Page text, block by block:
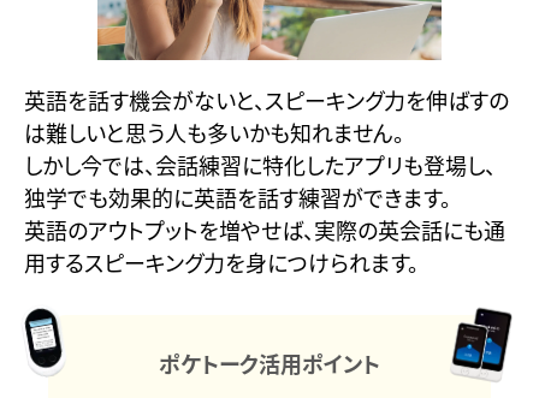
英語を話す機会がないと、スピーキング力を伸ばすの
は難しいと思う人も多いかも知れません。
しかし今では、会話練習に特化したアプリも登場し、
独学でも効果的に英語を話す練習ができます。
英語のアウトプットを増やせば、実際の英会話にも通
用するスピーキング力を身につけられます。
ポケトーク活用ポイント